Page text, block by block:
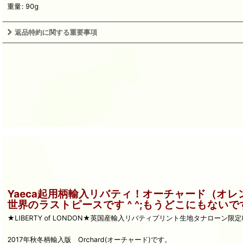
重量: 90g
返品特約に関する重要事項
Yaeca起用柄輸入リバティ！オーチャード（オレ
世界のラストピースです ^ ^;もうどこにもないで
★LIBERTY of LONDON★英国産輸入リバティプリント生地タナローン限
2017年秋冬柄輸入版 Orchard(オーチャード)です。